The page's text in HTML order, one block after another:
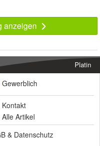
anzeigen
Platin
Gewerblich
Kontakt
Alle Artikel
& Datenschutz